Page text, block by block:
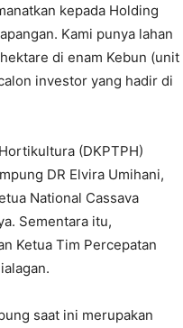
kepada Holding
Kami punya lahan
di enam Kebun (unit
investor yang hadir di
(DKPTPH)
DR Elvira Umihani,
National Cassava
Sementara itu,
Ketua Tim Percepatan
saat ini merupakan